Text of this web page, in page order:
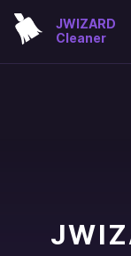
JWIZARD
Cleaner